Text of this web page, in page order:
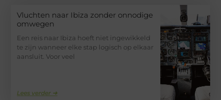
Vluchten naar Ibiza zonder onnodige
omwegen
Een reis naar Ibiza hoeft niet ingewikkeld
te zijn wanneer elke stap logisch op elkaar
aansluit. Voor veel
Lees verder ➜